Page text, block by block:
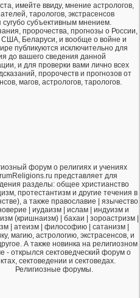
имейте ввиду, мнение астрологов,
тарологов, экстрасенсов
сугубо субъективным мнением.
пророчества, прогнозы о России,
США, Беларуси, и вообще о войне и
публикуются исключительно для
до вашего сведения данной
и для проверки вами лично всех
пророчеств и прогнозов от
магов, астрологов, тарологов.
форум о религиях и учениях
представляет для
разделы: общее христианство
протестантизм и другие течения в
а также православие | язычество
| иудаизм | ислам | индуизм и
(кришнаизм) | бахаи | зороастризм |
| атеизм | философию | сатанизм |
магию, астрологию, экстрасенсов, и
А также новинка на религиозном
- открылся сектоведческий форум о
сектоведении и сектоведах.
Религиозные форумы.